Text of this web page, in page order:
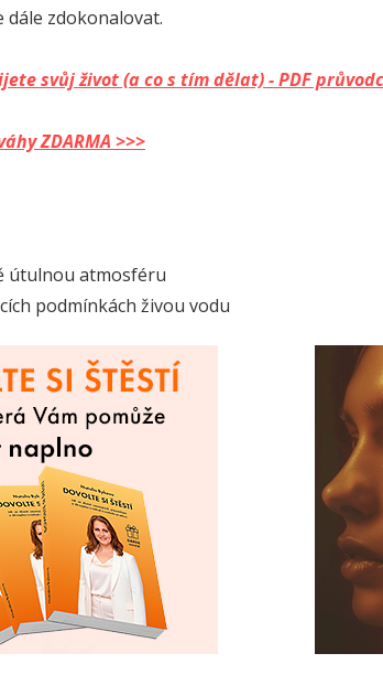
zdokonalovat.
svůj život (a co s tím dělat) - PDF
ZDARMA >>>
útulnou atmosféru
podmínkách živou vodu